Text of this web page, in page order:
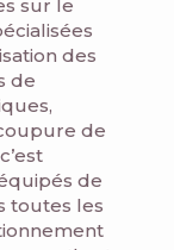
sur le
des
de
de
de
toutes les